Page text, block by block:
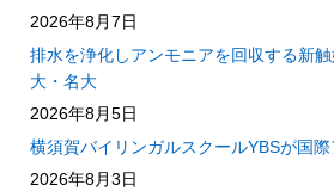
2026年8月7日
排水を浄化しアンモニアを回収する新
大・名大
2026年8月5日
横須賀バイリンガルスクールYBSが国
2026年8月3日